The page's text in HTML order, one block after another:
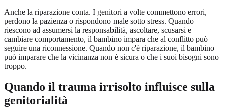
Anche la riparazione conta. I genitori a volte commettono errori,
perdono la pazienza o rispondono male sotto stress. Quando
riescono ad assumersi la responsabilità, ascoltare, scusarsi e
cambiare comportamento, il bambino impara che al conflitto può
seguire una riconnessione. Quando non c'è riparazione, il bambino
può imparare che la vicinanza non è sicura o che i suoi bisogni sono
troppo.
Quando il trauma irrisolto influisce sulla
genitorialità